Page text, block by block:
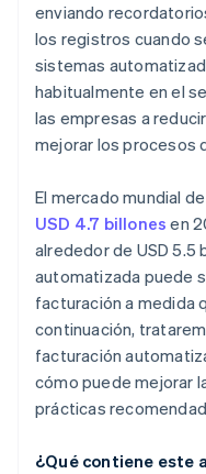
enviando
los registros cuando
sistemas
habitualmente en el
las empresas a
mejorar los procesos
El mercado mundial
USD 4.7 billones en
alrededor de USD 5.5
automatizada puede
facturación a medida
continuación,
facturación
cómo puede mejorar
prácticas
¿Qué contiene este